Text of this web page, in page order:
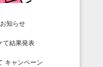
知らせ
て結果発表
キャンペーン